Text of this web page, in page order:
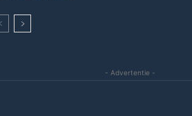
- Advertentie -